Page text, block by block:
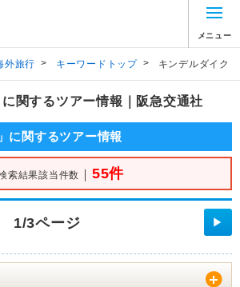
メニュー
外旅行 > キーワードトップ > キンデルダイク
に関するツアー情報｜阪急交通社
に関するツアー情報
索結果該当件数 ｜ 55件
1/3ページ ▶